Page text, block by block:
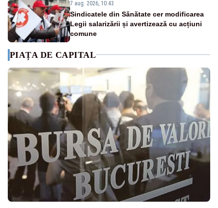
7 aug. 2026, 10:43
Sindicatele din Sănătate cer modificarea
Legii salarizării și avertizează cu acțiuni
comune
PIAȚA DE CAPITAL